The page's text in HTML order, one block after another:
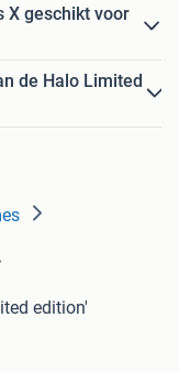
X geschikt voor
de Halo Limited
edition'